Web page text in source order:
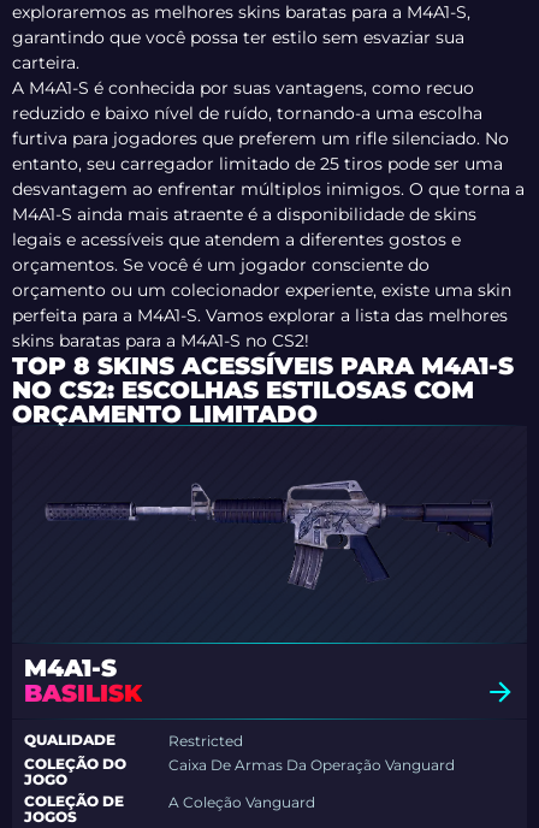
exploraremos as melhores skins baratas para a M4A1-S,
garantindo que você possa ter estilo sem esvaziar sua
carteira.
A M4A1-S é conhecida por suas vantagens, como recuo
reduzido e baixo nível de ruído, tornando-a uma escolha
furtiva para jogadores que preferem um rifle silenciado. No
entanto, seu carregador limitado de 25 tiros pode ser uma
desvantagem ao enfrentar múltiplos inimigos. O que torna a
M4A1-S ainda mais atraente é a disponibilidade de skins
legais e acessíveis que atendem a diferentes gostos e
orçamentos. Se você é um jogador consciente do
orçamento ou um colecionador experiente, existe uma skin
perfeita para a M4A1-S. Vamos explorar a lista das melhores
skins baratas para a M4A1-S no CS2!
TOP 8 SKINS ACESSÍVEIS PARA M4A1-S
NO CS2: ESCOLHAS ESTILOSAS COM
ORÇAMENTO LIMITADO
M4A1-S
BASILISK
QUALIDADE
Restricted
COLEÇÃO DO
JOGO
Caixa De Armas Da Operação Vanguard
COLEÇÃO DE
JOGOS
A Coleção Vanguard